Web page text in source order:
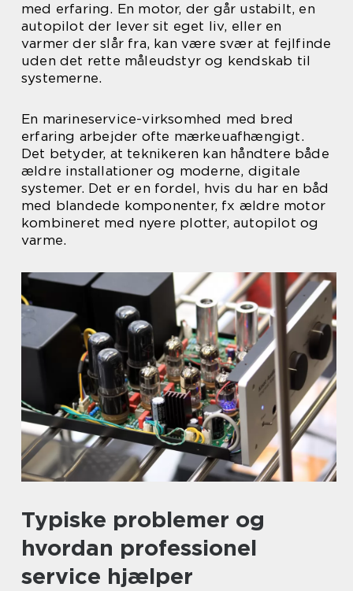
med erfaring. En motor, der går ustabilt, en
autopilot der lever sit eget liv, eller en
varmer der slår fra, kan være svær at fejlfinde
uden det rette måleudstyr og kendskab til
systemerne.
En marineservice-virksomhed med bred
erfaring arbejder ofte mærkeuafhængigt.
Det betyder, at teknikeren kan håndtere både
ældre installationer og moderne, digitale
systemer. Det er en fordel, hvis du har en båd
med blandede komponenter, fx ældre motor
kombineret med nyere plotter, autopilot og
varme.
Typiske problemer og
hvordan professionel
service hjælper